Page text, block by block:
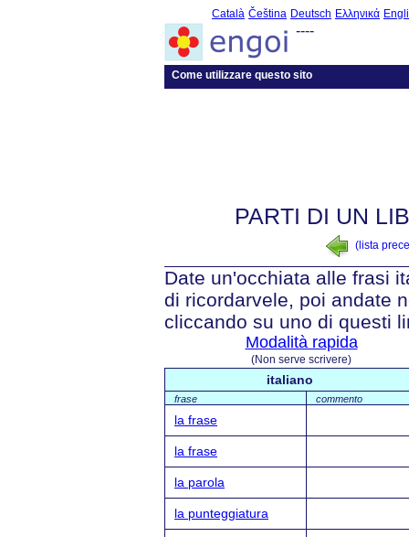
Català Čeština Deutsch Ελληνικά
----
Come utilizzare questo sito
PARTI DI UN
(lista
Date un'occhiata alle frasi
di ricordarvele, poi andate
cliccando su uno di questi
Modalità rapida
(Non serve scrivere)
italiano
frase commento
la frase
la frase
la parola
la punteggiatura